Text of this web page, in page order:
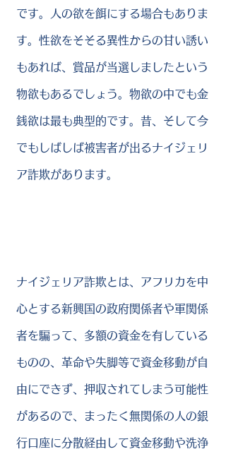
です。人の欲を餌にする場合もありま
す。性欲をそそる異性からの甘い誘い
もあれば、賞品が当選しましたという
物欲もあるでしょう。物欲の中でも金
銭欲は最も典型的です。昔、そして今
でもしばしば被害者が出るナイジェリ
ア詐欺があります。
ナイジェリア詐欺とは、アフリカを中
心とする新興国の政府関係者や軍関係
者を騙って、多額の資金を有している
ものの、革命や失脚等で資金移動が自
由にできず、押収されてしまう可能性
があるので、まったく無関係の人の銀
行口座に分散経由して資金移動や洗浄